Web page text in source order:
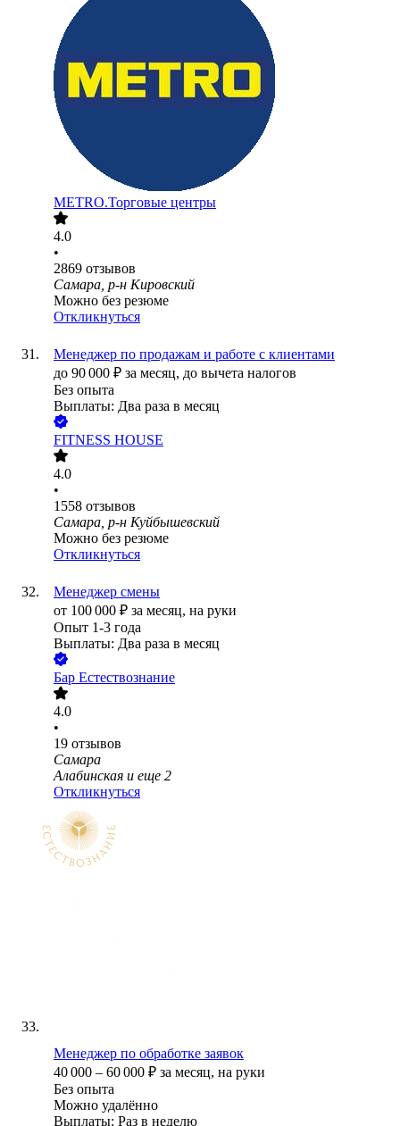
METRO.Торговые центры
4.0
•
2869 отзывов
Самара, р-н Кировский
Можно без резюме
Откликнуться
Менеджер по продажам и работе с клиентами
до 90 000 ₽ за месяц, до вычета налогов
Без опыта
Выплаты: Два раза в месяц
FITNESS HOUSE
4.0
•
1558 отзывов
Самара, р-н Куйбышевский
Можно без резюме
Откликнуться
Менеджер смены
от 100 000 ₽ за месяц, на руки
Опыт 1-3 года
Выплаты: Два раза в месяц
Бар Естествознание
4.0
•
19 отзывов
Самара
Алабинская и еще 2
Откликнуться
Менеджер по обработке заявок
40 000 – 60 000 ₽ за месяц, на руки
Без опыта
Можно удалённо
Выплаты: Раз в неделю